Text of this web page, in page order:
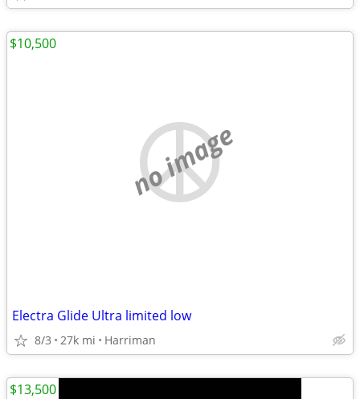
no image
Electra Glide Ultra limited low
8/3 27k mi Harriman
$10,500
$13,500